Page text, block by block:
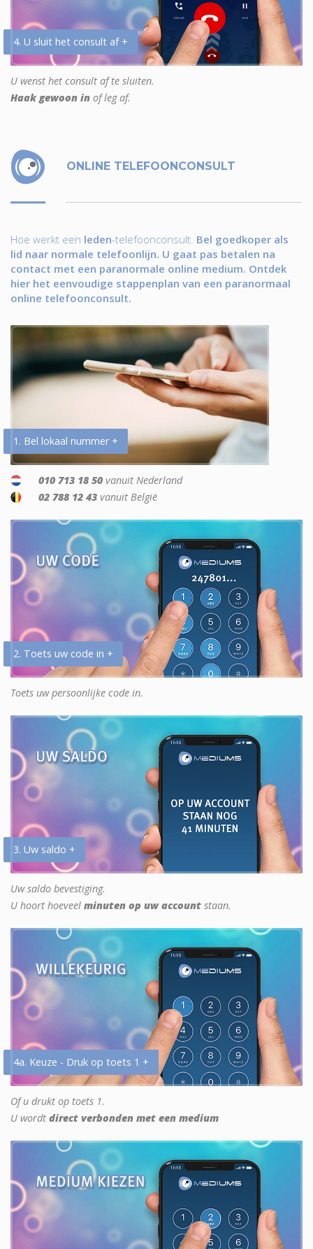
4. U sluit het consult af +
U wenst het consult af te sluiten.
Haak gewoon in of leg af.
ONLINE TELEFOONCONSULT
Hoe werkt een leden-telefoonconsult. Bel goedkoper als
lid naar normale telefoonlijn. U gaat pas betalen na
contact met een paranormale online medium. Ontdek
hier het eenvoudige stappenplan van een paranormaal
online telefoonconsult.
1. Bel lokaal nummer +
010 713 18 50 vanuit Nederland
02 788 12 43 vanuit België
2. Toets uw code in +
Toets uw persoonlijke code in.
3. Uw saldo +
Uw saldo bevestiging.
U hoort hoeveel minuten op uw account staan.
4a. Keuze - Druk op toets 1 +
Of u drukt op toets 1.
U wordt direct verbonden met een medium